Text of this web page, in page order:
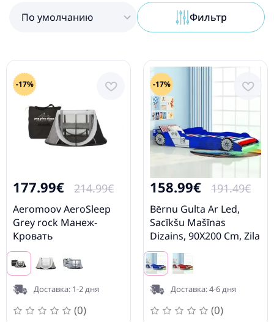
По умолчанию Фильтр
-17%
177.99€ 214.99€
Aeromoov AeroSleep
Grey rock Манеж-
Кровать
Доставка: 1-2 дня
(0)
-17%
158.99€ 191.49€
Bērnu Gulta Ar Led,
Sacīkšu Mašīnas
Dizains, 90X200 Cm, Zila
Vidaxl
Доставка: 4-6 дня
(0)